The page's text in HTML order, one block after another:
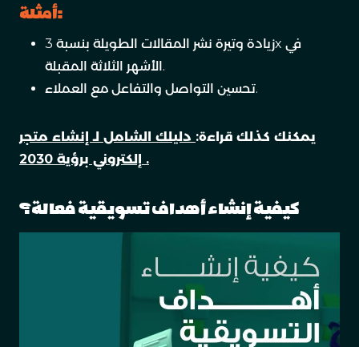
أمثلة:
زيادة وتيرة نشر المقالات الطويلة بنسبة 3x في
الأشهر الثلاثة المقبلة.
تحسين التواصل والتفاعل مع العملاء.
يمكنك كذلك قراءة: دليلك الشامل لـ إنشاء متجر
إلكتروني برؤية 2030 .
كيفية إنشاء أهداف تسويقية فعالة؟